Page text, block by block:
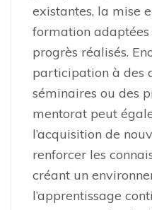
existantes, la mise
formation
progrès réalisés.
participation à des
séminaires ou des
mentorat peut
l’acquisition de
renforcer les
créant un
l’apprentissage